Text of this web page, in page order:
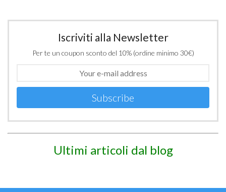
Iscriviti alla Newsletter
Per te un coupon sconto del 10% (ordine minimo 30€)
Subscribe
Ultimi articoli dal blog